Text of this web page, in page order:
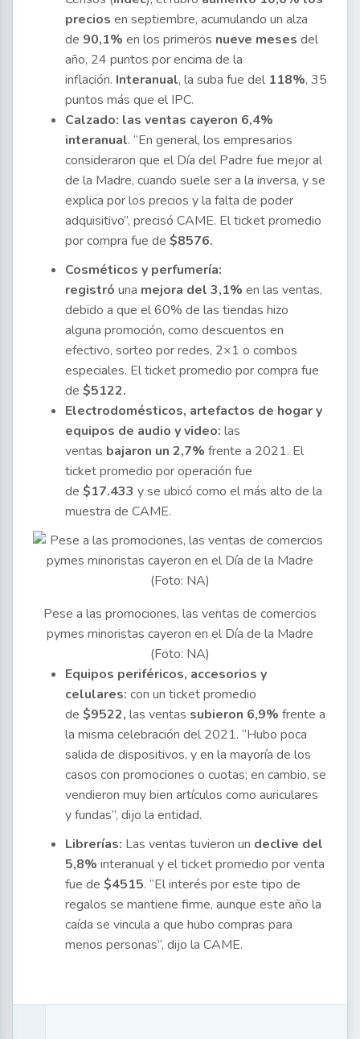
precios en septiembre, acumulando un alza
de 90,1% en los primeros nueve meses del
año, 24 puntos por encima de la
inflación. Interanual, la suba fue del 118%, 35
puntos más que el IPC.
Calzado: las ventas cayeron 6,4%
interanual. “En general, los empresarios
consideraron que el Día del Padre fue mejor al
de la Madre, cuando suele ser a la inversa, y se
explica por los precios y la falta de poder
adquisitivo”, precisó CAME. El ticket promedio
por compra fue de $8576.
Cosméticos y perfumería:
registró una mejora del 3,1% en las ventas,
debido a que el 60% de las tiendas hizo
alguna promoción, como descuentos en
efectivo, sorteo por redes, 2×1 o combos
especiales. El ticket promedio por compra fue
de $5122.
Electrodomésticos, artefactos de hogar y
equipos de audio y video: las
ventas bajaron un 2,7% frente a 2021. El
ticket promedio por operación fue
de $17.433 y se ubicó como el más alto de la
muestra de CAME.
Pese a las promociones, las ventas de comercios
pymes minoristas cayeron en el Día de la Madre
(Foto: NA)
Equipos periféricos, accesorios y
celulares: con un ticket promedio
de $9522, las ventas subieron 6,9% frente a
la misma celebración del 2021. “Hubo poca
salida de dispositivos, y en la mayoría de los
casos con promociones o cuotas; en cambio, se
vendieron muy bien artículos como auriculares
y fundas”, dijo la entidad.
Librerías: Las ventas tuvieron un declive del
5,8% interanual y el ticket promedio por venta
fue de $4515. “El interés por este tipo de
regalos se mantiene firme, aunque este año la
caída se vincula a que hubo compras para
menos personas”, dijo la CAME.